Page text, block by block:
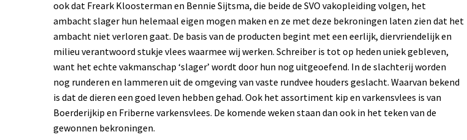
ook dat Freark Kloosterman en Bennie Sijtsma, die beide de SVO vakopleiding volgen, het
ambacht slager hun helemaal eigen mogen maken en ze met deze bekroningen laten zien dat het
ambacht niet verloren gaat. De basis van de producten begint met een eerlijk, diervriendelijk en
milieu verantwoord stukje vlees waarmee wij werken. Schreiber is tot op heden uniek gebleven,
want het echte vakmanschap ‘slager’ wordt door hun nog uitgeoefend. In de slachterij worden
nog runderen en lammeren uit de omgeving van vaste rundvee houders geslacht. Waarvan bekend
is dat de dieren een goed leven hebben gehad. Ook het assortiment kip en varkensvlees is van
Boerderijkip en Friberne varkensvlees. De komende weken staan dan ook in het teken van de
gewonnen bekroningen.